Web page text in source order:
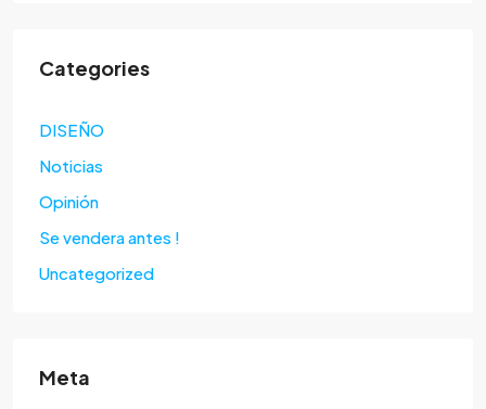
Categories
DISEÑO
Noticias
Opinión
Se vendera antes !
Uncategorized
Meta